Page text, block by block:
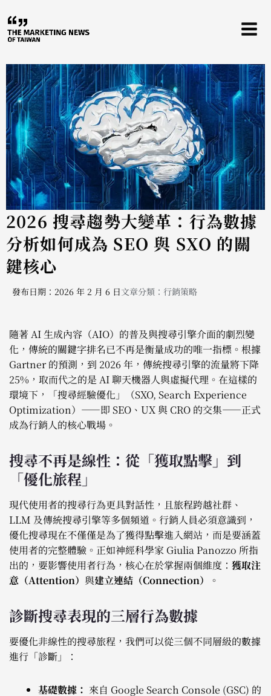
至
主
內
容
2026 搜尋趨勢大變革：行為數據
分析如何成為 SEO 與 SXO 的關
鍵核心
發布日期：2026 年 2 月 6 日文章分類： 行銷策略
隨著 AI 生成內容（AIO）的普及與搜尋引擎介面的劇烈變
化，傳統的關鍵字排名已不再是衡量成功的唯一指標。根據
Gartner 的預測，到 2026 年，傳統搜尋引擎的流量將下降
25%，取而代之的是 AI 聊天機器人與虛擬代理。在這樣的
環境下，「搜尋經驗優化」（SXO, Search Experience
Optimization）——即 SEO、UX 與 CRO 的交集——正式
成為行銷人的核心戰場。
搜尋不再是線性：從「獲取點擊」到
「優化旅程」
現代使用者的搜尋行為更具對話性，且旅程跨越社群、
LLM 及傳統搜尋引擎等多個頻道。行銷人員必須意識到，
優化搜尋現在不僅僅是為了獲得點擊進入網站，而是要涵蓋
使用者的完整體驗。正如神經科學家 Giulia Panozzo 所指
出的，要影響使用者行為，核心在於掌握兩個維度： 獲取注
意（Attention） 與建立連結（Connection） 。
診斷搜尋表現的三層行為數據
要優化非線性的搜尋旅程，我們可以從三個不同層級的數據
進行「診斷」：
基礎數據： 來自 Google Search Console (GSC) 的